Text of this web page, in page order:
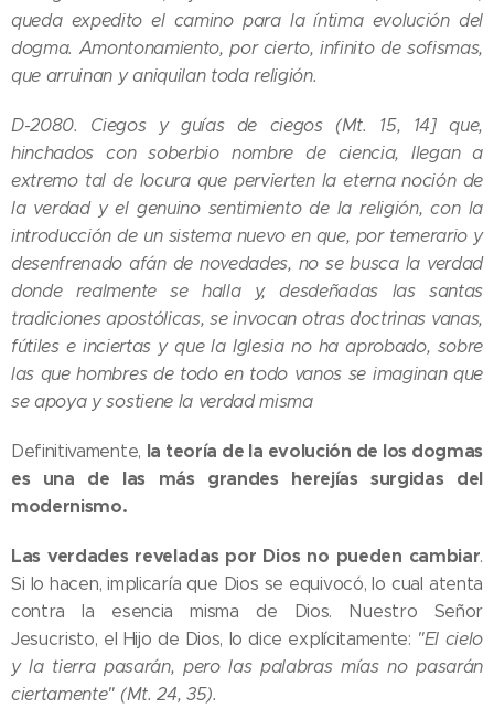
queda expedito el camino para la íntima evolución del
dogma. Amontonamiento, por cierto, infinito de sofismas,
que arruinan y aniquilan toda religión.
D-2080. Ciegos y guías de ciegos (Mt. 15, 14] que,
hinchados con soberbio nombre de ciencia, llegan a
extremo tal de locura que pervierten la eterna noción de
la verdad y el genuino sentimiento de la religión, con la
introducción de un sistema nuevo en que, por temerario y
desenfrenado afán de novedades, no se busca la verdad
donde realmente se halla y, desdeñadas las santas
tradiciones apostólicas, se invocan otras doctrinas vanas,
fútiles e inciertas y que la Iglesia no ha aprobado, sobre
las que hombres de todo en todo vanos se imaginan que
se apoya y sostiene la verdad misma
Definitivamente, la teoría de la evolución de los dogmas
es una de las más grandes herejías surgidas del
modernismo.
Las verdades reveladas por Dios no pueden cambiar.
Si lo hacen, implicaría que Dios se equivocó, lo cual atenta
contra la esencia misma de Dios. Nuestro Señor
Jesucristo, el Hijo de Dios, lo dice explícitamente: "El cielo
y la tierra pasarán, pero las palabras mías no pasarán
ciertamente" (Mt. 24, 35).